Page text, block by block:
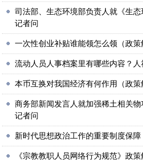
司法部、生态环境部负责人就《生
记者问
一次性创业补贴谁能领怎么领（政策
流动人员人事档案里有哪些内容？
本币互换对我国经济有何作用（政策
商务部新闻发言人就加强稀土相关
记者问
新时代思想政治工作的重要制度保障
《宗教教职人员网络行为规范》政